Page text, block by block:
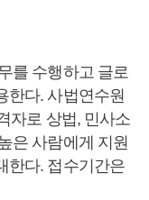
를 수행하고 글로
한다. 사법연수원
자로 상법, 민사소
은 사람에게 지원
한다. 접수기간은